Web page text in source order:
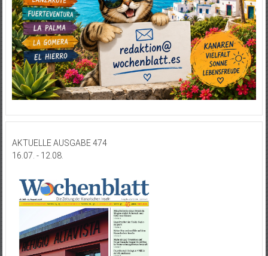
AKTUELLE AUSGABE 474
16.07. - 12.08.